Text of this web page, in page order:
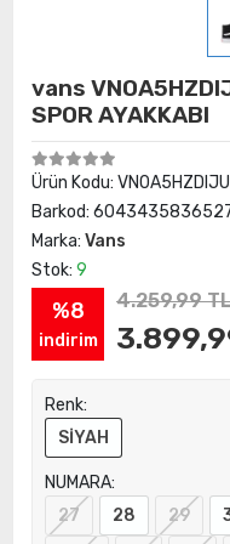
vans
SPOR AYAKKABI
Ürün Kodu:
Barkod:
Marka: Vans
Stok: 9
%8
indirim
4.259,99
Renk:
SİYAH
NUMARA:
27
28 29